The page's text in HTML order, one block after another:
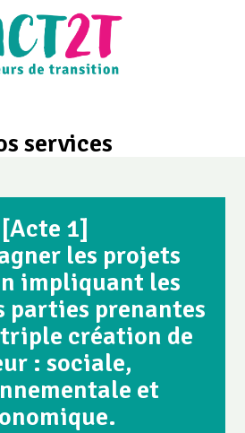
services
[Acte 1]
les projets
impliquant les
parties prenantes
création de
: sociale,
et